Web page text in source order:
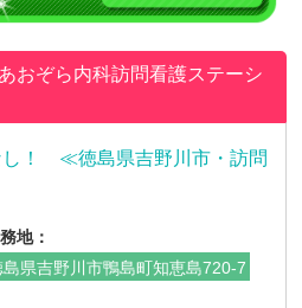
あおぞら内科訪問看護ステーシ
！ ≪徳島県吉野川市・訪問
地：
島県吉野川市鴨島町知恵島720-7